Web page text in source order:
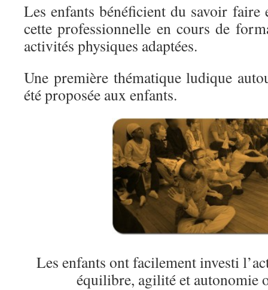
Les enfants bénéficient du savoir faire
cette professionnelle en cours de
activités physiques adaptées.
Une première thématique ludique
été proposée aux enfants.
Les enfants ont facilement investi
équilibre, agilité et autonomie